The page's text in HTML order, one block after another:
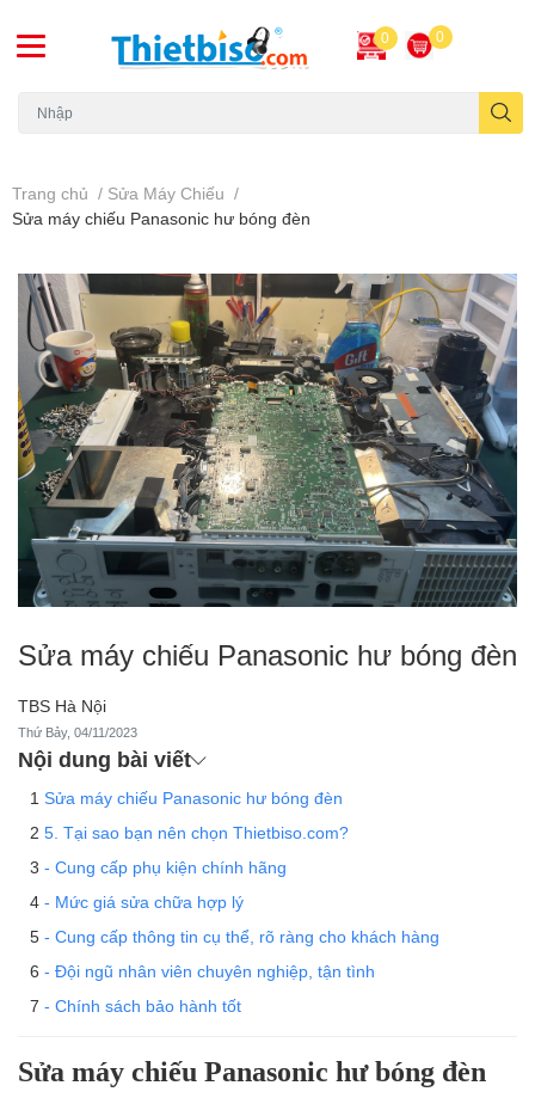
0 0
Trang chủ / Sửa Máy Chiếu /
Sửa máy chiếu Panasonic hư bóng đèn
Sửa máy chiếu Panasonic hư bóng đèn
TBS Hà Nội
Thứ Bảy, 04/11/2023
Nội dung bài viết
Sửa máy chiếu Panasonic hư bóng đèn
5. Tại sao bạn nên chọn Thietbiso.com?
- Cung cấp phụ kiện chính hãng
- Mức giá sửa chữa hợp lý
- Cung cấp thông tin cụ thể, rõ ràng cho khách hàng
- Đội ngũ nhân viên chuyên nghiệp, tận tình
- Chính sách bảo hành tốt
Sửa máy chiếu Panasonic hư bóng đèn